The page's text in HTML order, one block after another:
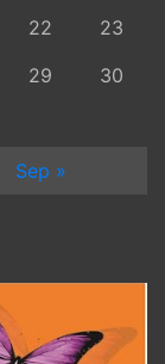
22
23
29
30
Sep »